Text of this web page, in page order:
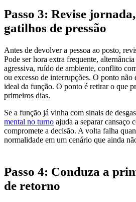
Passo 3: Revise
gatilhos de pressão
Antes de devolver a pessoa ao posto,
Pode ser hora extra frequente,
agressiva, ruído de ambiente, conflito
ou excesso de interrupções. O ponto não
ideal da função. O ponto é retirar o que
primeiros dias.
Se a função já vinha com sinais de
mental no turno ajuda a separar cansaço
compromete a decisão. A volta falha
normalidade em um cenário que ainda
Passo 4: Conduza a
de retorno